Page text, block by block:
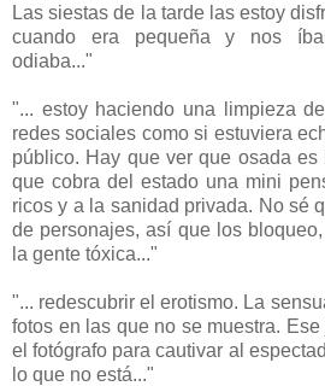
Las siestas de la tarde las estoy
cuando era pequeña y nos
odiaba..."
"... estoy haciendo una limpieza
redes sociales como si estuviera
público. Hay que ver que osada
que cobra del estado una mini
ricos y a la sanidad privada. No sé
de personajes, así que los
la gente tóxica..."
"... redescubrir el erotismo. La
fotos en las que no se muestra.
el fotógrafo para cautivar al
lo que no está..."